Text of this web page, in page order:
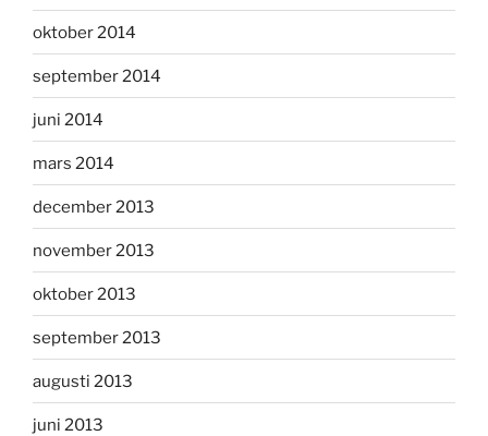
oktober 2014
september 2014
juni 2014
mars 2014
december 2013
november 2013
oktober 2013
september 2013
augusti 2013
juni 2013